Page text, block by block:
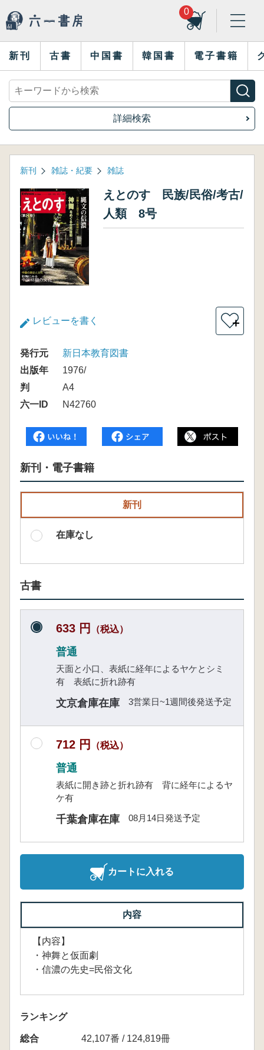
0
新刊 古書 中国書 韓国書 電子書籍
詳細検索
新刊 雑誌・紀要 雑誌
えとのす 民族/民俗/考古/
人類 8号
レビューを書く ＋
発行元
新日本教育図書
出版年
1976/
判
A4
六一ID
N42760
新刊・電子書籍
新刊
在庫なし
古書
633 円 （税込）
普通
天面と小口、表紙に経年によるヤケとシミ
有 表紙に折れ跡有
文京倉庫在庫 3営業日~1週間後発送予定
712 円 （税込）
普通
表紙に開き跡と折れ跡有 背に経年によるヤ
ケ有
千葉倉庫在庫 08月14日発送予定
カートに入れる
内容
【内容】
・神舞と仮面劇
・信濃の先史=民俗文化
ランキング
総合
42,107番 / 124,819冊